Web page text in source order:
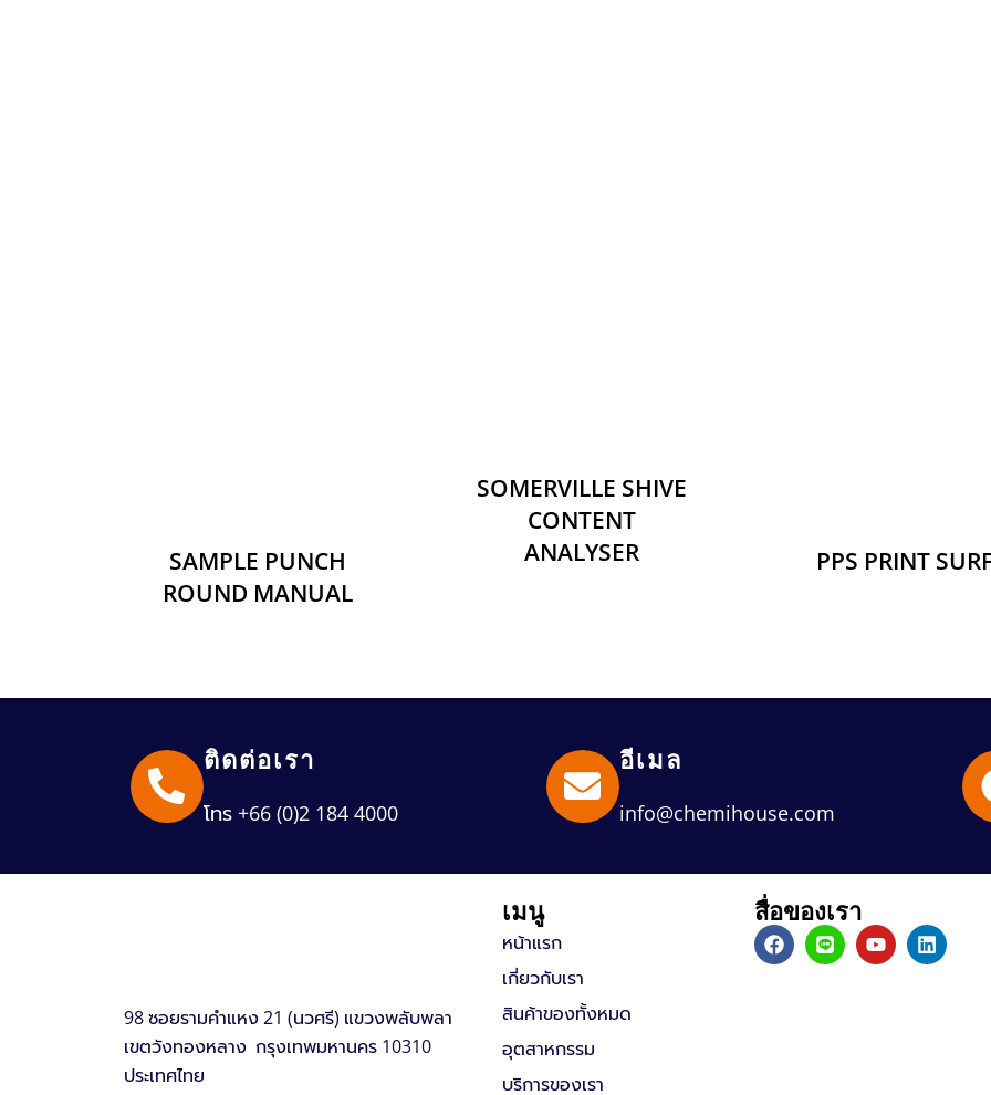
SAMPLE PUNCH
ROUND MANUAL
SOMERVILLE SHIVE
CONTENT
ANALYSER
PPS PRINT
ติดต่อเรา
โทร +66 (0)2 184 4000
อีเมล
info@chemihouse.com
98 ซอยรามคำแหง 21 (นวศรี) แขวงพลับพลา
เขตวังทองหลาง กรุงเทพมหานคร 10310
ประเทศไทย
เมนู
หน้าแรก
เกี่ยวกับเรา
สินค้าของทั้งหมด
อุตสาหกรรม
บริการของเรา
สื่อของเรา
F
a
c
L
i
n
Y
o
u
L
i
n